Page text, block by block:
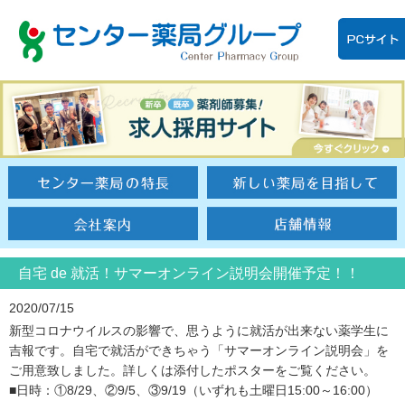
自宅 de 就活！サマーオンライン説明会開催予定！！
2020/07/15
新型コロナウイルスの影響で、思うように就活が出来ない薬学生に
吉報です。自宅で就活ができちゃう「サマーオンライン説明会」を
ご用意致しました。詳しくは添付したポスターをご覧ください。
■日時：①8/29、②9/5、③9/19（いずれも土曜日15:00～16:00）